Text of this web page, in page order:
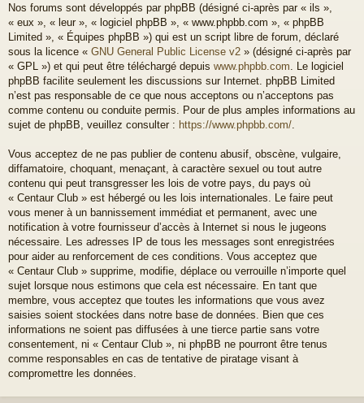
Nos forums sont développés par phpBB (désigné ci-après par « ils »,
« eux », « leur », « logiciel phpBB », « www.phpbb.com », « phpBB
Limited », « Équipes phpBB ») qui est un script libre de forum, déclaré
sous la licence « GNU General Public License v2 » (désigné ci-après par
« GPL ») et qui peut être téléchargé depuis www.phpbb.com . Le logiciel
phpBB facilite seulement les discussions sur Internet. phpBB Limited
n’est pas responsable de ce que nous acceptons ou n’acceptons pas
comme contenu ou conduite permis. Pour de plus amples informations au
sujet de phpBB, veuillez consulter : https://www.phpbb.com/
Vous acceptez de ne pas publier de contenu abusif, obscène, vulgaire,
diffamatoire, choquant, menaçant, à caractère sexuel ou tout autre
contenu qui peut transgresser les lois de votre pays, du pays où
« Centaur Club » est hébergé ou les lois internationales. Le faire peut
vous mener à un bannissement immédiat et permanent, avec une
notification à votre fournisseur d’accès à Internet si nous le jugeons
nécessaire. Les adresses IP de tous les messages sont enregistrées
pour aider au renforcement de ces conditions. Vous acceptez que
« Centaur Club » supprime, modifie, déplace ou verrouille n’importe quel
sujet lorsque nous estimons que cela est nécessaire. En tant que
membre, vous acceptez que toutes les informations que vous avez
saisies soient stockées dans notre base de données. Bien que ces
informations ne soient pas diffusées à une tierce partie sans votre
consentement, ni « Centaur Club », ni phpBB ne pourront être tenus
comme responsables en cas de tentative de piratage visant à
compromettre les données.